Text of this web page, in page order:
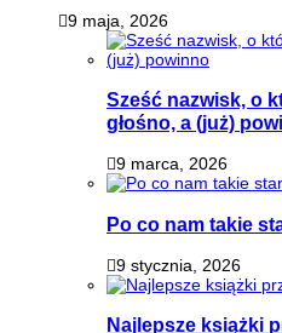
9 maja, 2026
Sześć nazwisk, o
głośno, a (już)
9 marca, 2026
Po co nam takie
9 stycznia, 2026
Najlepsze książki